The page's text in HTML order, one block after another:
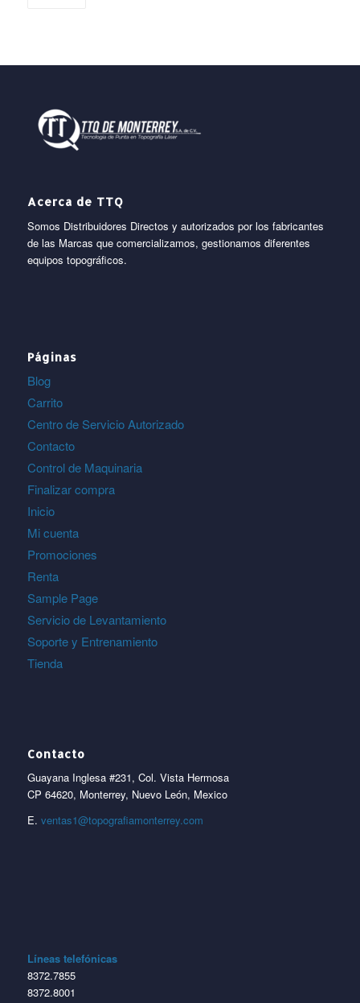
Acerca de TTQ
Somos Distribuidores Directos y autorizados por los fabricantes
de las Marcas que comercializamos, gestionamos diferentes
equipos topográficos.
Páginas
Blog
Carrito
Centro de Servicio Autorizado
Contacto
Control de Maquinaria
Finalizar compra
Inicio
Mi cuenta
Promociones
Renta
Sample Page
Servicio de Levantamiento
Soporte y Entrenamiento
Tienda
Contacto
Guayana Inglesa #231, Col. Vista Hermosa
CP 64620, Monterrey, Nuevo León, Mexico
E. ventas1@topografiamonterrey.com
Líneas telefónicas
8372.7855
8372.8001